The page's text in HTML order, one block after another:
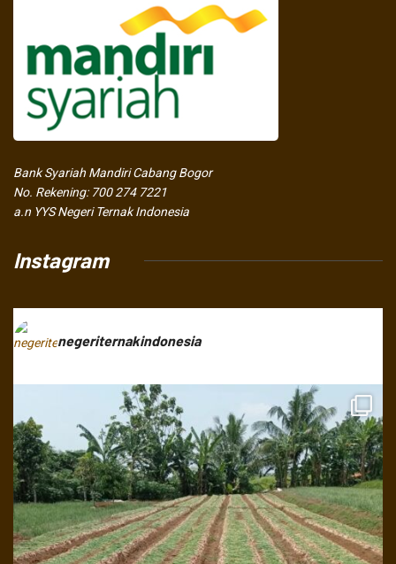
Bank Syariah Mandiri Cabang Bogor
No. Rekening: 700 274 7221
a.n YYS Negeri Ternak Indonesia
Instagram
negeriternakindonesia